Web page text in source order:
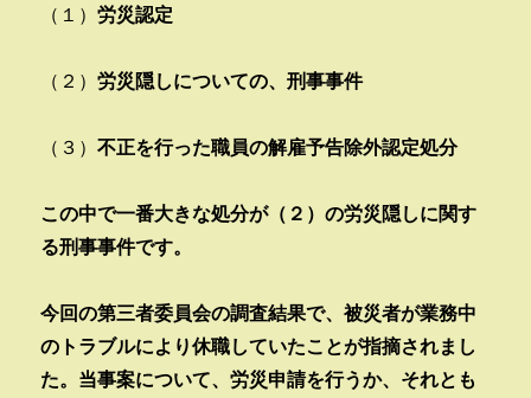
（１）労災認定
（２）労災隠しについての、刑事事件
（３）不正を行った職員の解雇予告除外認定処分
この中で一番大きな処分が（２）の労災隠しに関す
る刑事事件です。
今回の第三者委員会の調査結果で、被災者が業務中
のトラブルにより休職していたことが指摘されまし
た。当事案について、労災申請を行うか、それとも